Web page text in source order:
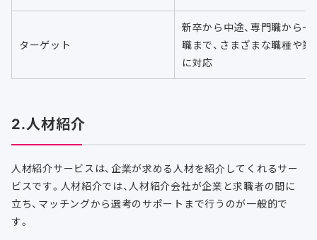
ターゲット
新卒から中途、専門職から一
職まで、さまざまな職種や業
に対応
2.人材紹介
人材紹介サービスは、企業が求める人材を紹介してくれるサー
ビスです。人材紹介では、人材紹介会社が企業と求職者の間に
立ち、マッチングから選考のサポートまで行うのが一般的で
す。